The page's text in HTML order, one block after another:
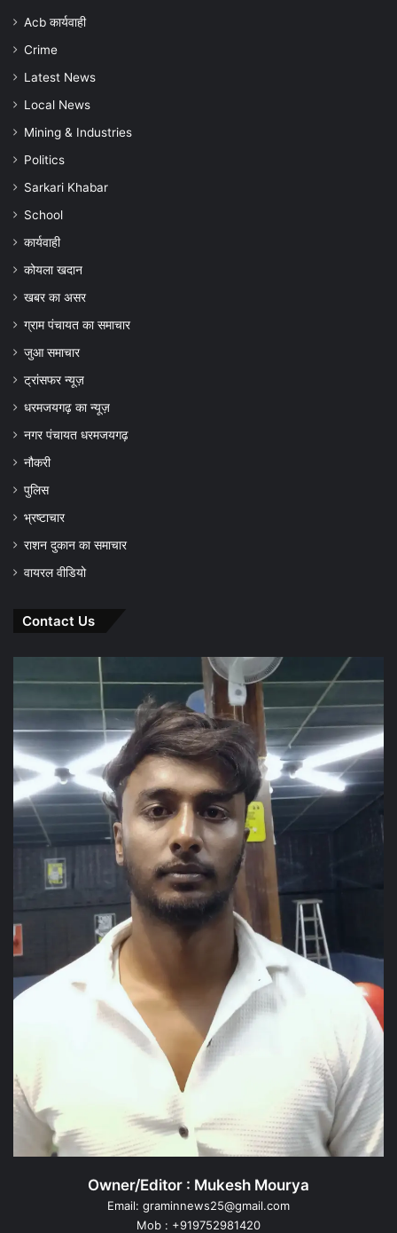
जांच
बचाव
की
Acb कार्यवाही
Crime
Latest News
Local News
Mining & Industries
Politics
Sarkari Khabar
School
कार्यवाही
कोयला खदान
खबर का असर
ग्राम पंचायत का समाचार
जुआ समाचार
ट्रांसफर न्यूज़
धरमजयगढ़ का न्यूज़
नगर पंचायत धरमजयगढ़
नौकरी
पुलिस
भ्रष्टाचार
राशन दुकान का समाचार
वायरल वीडियो
Contact Us
Owner/Editor : Mukesh Mourya
Email: graminnews25@gmail.com
Mob : +919752981420